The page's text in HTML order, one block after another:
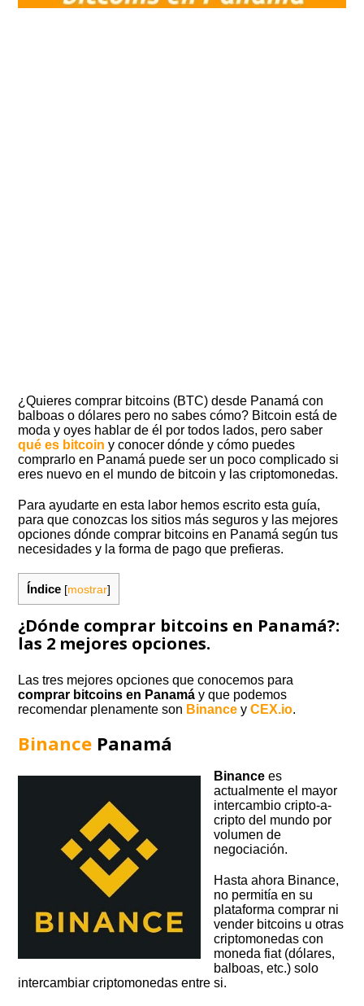
¿Quieres comprar bitcoins (BTC) desde Panamá con
balboas o dólares pero no sabes cómo? Bitcoin está de
moda y oyes hablar de él por todos lados, pero saber
qué es bitcoin y conocer dónde y cómo puedes
comprarlo en Panamá puede ser un poco complicado si
eres nuevo en el mundo de bitcoin y las criptomonedas.
Para ayudarte en esta labor hemos escrito esta guía,
para que conozcas los sitios más seguros y las mejores
opciones dónde comprar bitcoins en Panamá según tus
necesidades y la forma de pago que prefieras.
Índice [mostrar]
¿Dónde comprar bitcoins en Panamá?:
las 2 mejores opciones.
Las tres mejores opciones que conocemos para
comprar bitcoins en Panamáy que podemos
recomendar plenamente son Binance yCEX.io.
Binance Panamá
Binancees
actualmente el mayor
intercambio cripto-a-
cripto del mundo por
volumen de
negociación.
Hasta ahora Binance,
no permitía en su
plataforma comprar ni
vender bitcoins u otras
criptomonedas con
moneda fiat (dólares,
balboas, etc.) solo
intercambiar criptomonedas entre si.